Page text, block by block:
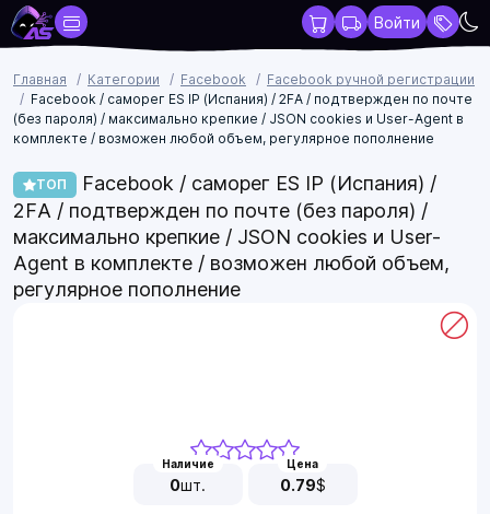
Войти
Главная Категории Facebook
Facebook ручной регистрации
Facebook / саморег ES IP (Испания) / 2FA / подтвержден по почте
(без пароля) / максимально крепкие / JSON cookies и User-Agent в
комплекте / возможен любой объем, регулярное пополнение
ТОП
Facebook / саморег ES IP (Испания) /
2FA / подтвержден по почте (без пароля) /
максимально крепкие / JSON cookies и User-
Agent в комплекте / возможен любой объем,
регулярное пополнение
Наличие
0шт.
Цена
0.79$